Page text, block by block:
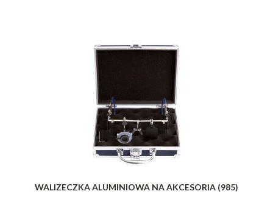
WALIZECZKA ALUMINIOWA NA AKCESORIA (985)